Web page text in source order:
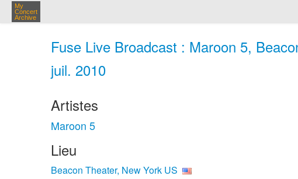
My
Concert
Archive
Fuse Live Broadcast : Maroon 5,
juil. 2010
Artistes
Maroon 5
Lieu
Beacon Theater, New York US